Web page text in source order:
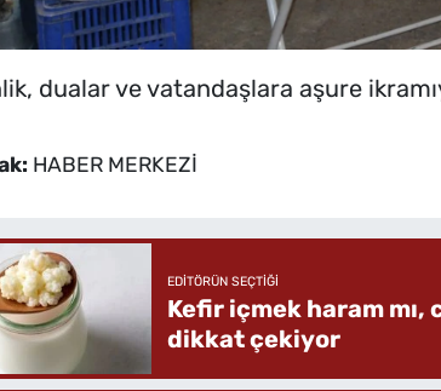
dualar ve vatandaşlara aşure
HABER MERKEZİ
EDITÖRÜN SEÇTIĞI
Kefir içmek haram mı,
dikkat çekiyor